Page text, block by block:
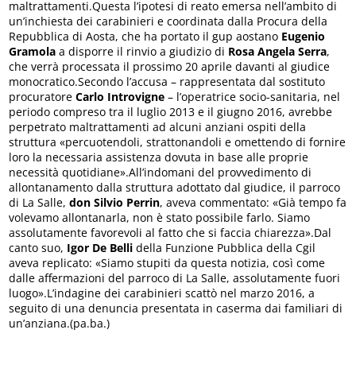
maltrattamenti.Questa l’ipotesi di reato emersa nell’ambito di
un’inchiesta dei carabinieri e coordinata dalla Procura della
Repubblica di Aosta, che ha portato il gup aostano Eugenio
Gramolaa disporre il rinvio a giudizio di Rosa Angela Serra,
che verrà processata il prossimo 20 aprile davanti al giudice
monocratico.Secondo l’accusa – rappresentata dal sostituto
procuratoreCarlo Introvigne – l’operatrice socio-sanitaria, nel
periodo compreso tra il luglio 2013 e il giugno 2016, avrebbe
perpetrato maltrattamenti ad alcuni anziani ospiti della
struttura «percuotendoli, strattonandoli e omettendo di fornire
loro la necessaria assistenza dovuta in base alle proprie
necessità quotidiane».All’indomani del provvedimento di
allontanamento dalla struttura adottato dal giudice, il parroco
di La Salle, don Silvio Perrin, aveva commentato: «Già tempo fa
volevamo allontanarla, non è stato possibile farlo. Siamo
assolutamente favorevoli al fatto che si faccia chiarezza».Dal
canto suo, Igor De Belli della Funzione Pubblica della Cgil
aveva replicato: «Siamo stupiti da questa notizia, così come
dalle affermazioni del parroco di La Salle, assolutamente fuori
luogo».L’indagine dei carabinieri scattò nel marzo 2016, a
seguito di una denuncia presentata in caserma dai familiari di
un’anziana.(pa.ba.)